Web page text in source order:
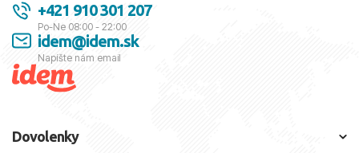
+421 910 301 207
Po-Ne 08:00 - 22:00
idem@idem.sk
Napíšte nám email
Dovolenky